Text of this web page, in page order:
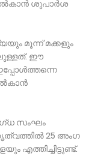
ശുപാര്‍ശ
മൂന്ന് മക്കളും
ഈ
സംഘം
25 അംഗ
എത്തിച്ചിട്ടുണ്ട്.